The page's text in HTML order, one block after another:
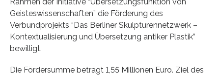
Geisteswissenschaften” die Förderung des
Verbundprojekts “Das Berliner Skulpturennetzwerk –
Kontextualisierung und Übersetzung antiker Plastik”
bewilligt.
Die Fördersumme beträgt 1,55 Millionen Euro. Ziel des